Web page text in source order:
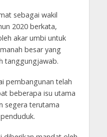
sebagai wakil
2020 berkata,
akar umbi untuk
besar yang
tanggungjawab.
pembangunan telah
beberapa isu utama
segera terutama